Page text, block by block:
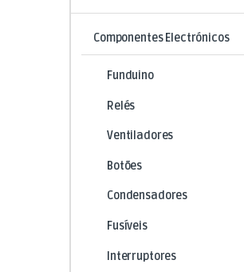
Componentes Electrónicos
Funduino
Relés
Ventiladores
Botões
Condensadores
Fusíveis
Interruptores